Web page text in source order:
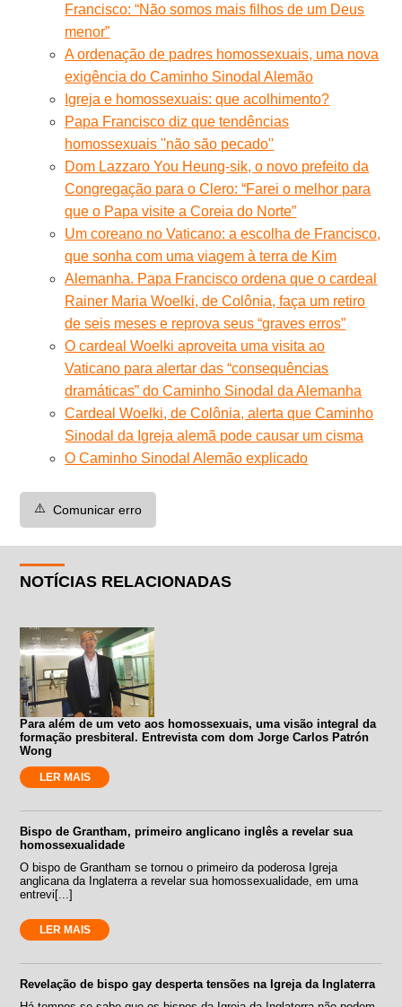
Francisco: “Não somos mais filhos de um Deus
menor”
A ordenação de padres homossexuais, uma nova
exigência do Caminho Sinodal Alemão
Igreja e homossexuais: que acolhimento?
Papa Francisco diz que tendências
homossexuais ''não são pecado''
Dom Lazzaro You Heung-sik, o novo prefeito da
Congregação para o Clero: “Farei o melhor para
que o Papa visite a Coreia do Norte”
Um coreano no Vaticano: a escolha de Francisco,
que sonha com uma viagem à terra de Kim
Alemanha. Papa Francisco ordena que o cardeal
Rainer Maria Woelki, de Colônia, faça um retiro
de seis meses e reprova seus “graves erros”
O cardeal Woelki aproveita uma visita ao
Vaticano para alertar das “consequências
dramáticas” do Caminho Sinodal da Alemanha
Cardeal Woelki, de Colônia, alerta que Caminho
Sinodal da Igreja alemã pode causar um cisma
O Caminho Sinodal Alemão explicado
⚠️ Comunicar erro
NOTÍCIAS RELACIONADAS
Para além de um veto aos homossexuais, uma visão integral da
formação presbiteral. Entrevista com dom Jorge Carlos Patrón
Wong
LER MAIS
Bispo de Grantham, primeiro anglicano inglês a revelar sua
homossexualidade
O bispo de Grantham se tornou o primeiro da poderosa Igreja
anglicana da Inglaterra a revelar sua homossexualidade, em uma
entrevi[...]
LER MAIS
Revelação de bispo gay desperta tensões na Igreja da Inglaterra